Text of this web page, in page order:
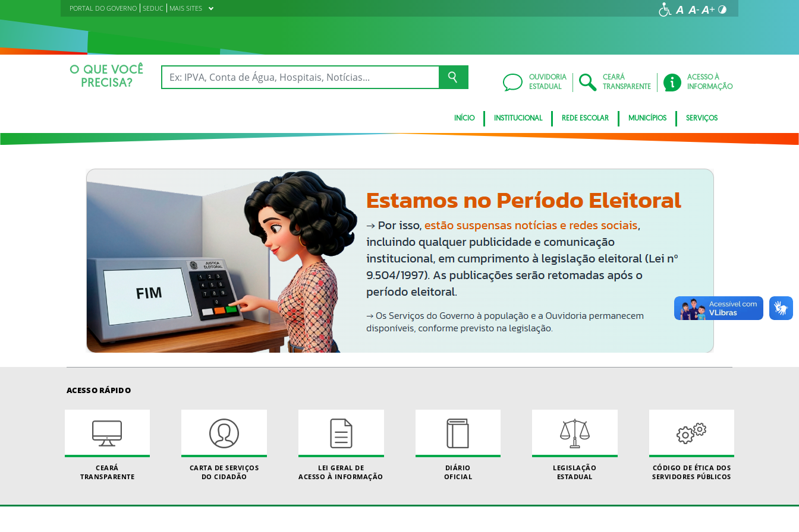
PORTAL DO GOVERNO SEDUC MAIS SITES
O QUE VOCÊ
PRECISA?
OUVIDORIA
ESTADUAL
CEARÁ
TRANSPARENTE
ACESSO À
INFORMAÇÃO
INÍCIO INSTITUCIONAL REDE ESCOLAR MUNICÍPIOS SERVIÇOS
ACESSO RÁPIDO
CEARÁ
TRANSPARENTE
CARTA DE SERVIÇOS
DO CIDADÃO
LEI GERAL DE
ACESSO À INFORMAÇÃO
DIÁRIO
OFICIAL
LEGISLAÇÃO
ESTADUAL
CÓDIGO DE ÉTICA DOS
SERVIDORES PÚBLICOS